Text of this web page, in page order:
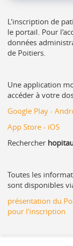
L'inscription de
le portail. Pour
données
de Poitiers.
Une application
accéder à votre
Google Play -
App Store - iOS
Rechercher
Toutes les
sont disponibles
présentation du
pour l'inscription